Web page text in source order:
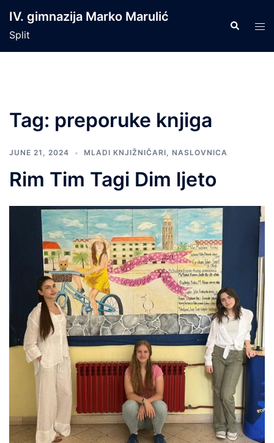
content
IV. gimnazija Marko Marulić
Split
Search
Tag: preporuke knjiga
JUNE 21, 2024 MLADI KNJIŽNIČARI, NASLOVNICA
Rim Tim Tagi Dim ljeto